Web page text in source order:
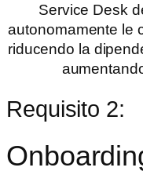
Service Desk
autonomamente le
riducendo la
Requisito 2: